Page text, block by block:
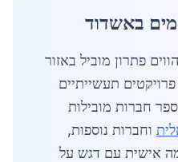
באשדוד
פתרון מוביל באזור
תעשייתיים
חברות מובילות
וחברות נוספות,
אישית עם דגש על